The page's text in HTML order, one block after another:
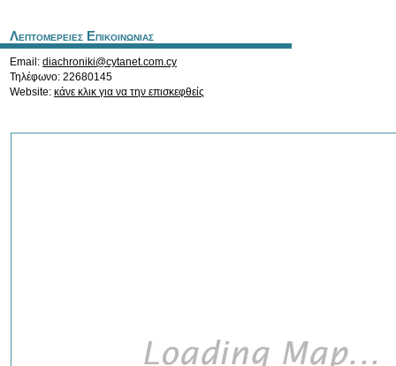
Λεπτομερειες Επικοινωνιας
Email: diachroniki@cytanet.com.cy
Τηλέφωνο: 22680145
Website: κάνε κλικ για να την επισκεφθείς